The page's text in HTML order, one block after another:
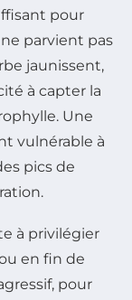
pour
parvient pas
jaunissent,
à capter la
Une
vulnérable à
pics de
à privilégier
en fin de
pour